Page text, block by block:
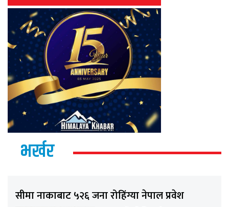
भर्खर
सीमा नाकाबाट ५२६ जना रोहिंग्या नेपाल प्रवेश